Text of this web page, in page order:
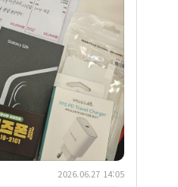
2026.06.27 14:05